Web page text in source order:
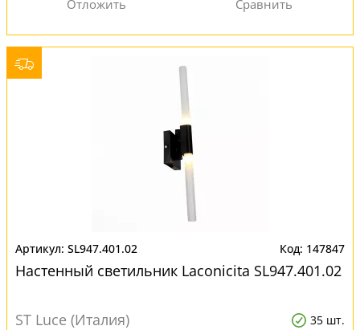
SL947.401.02 147847
Настенный светильник Laconicita SL947.401.02
ST Luce (Италия) 35 шт.